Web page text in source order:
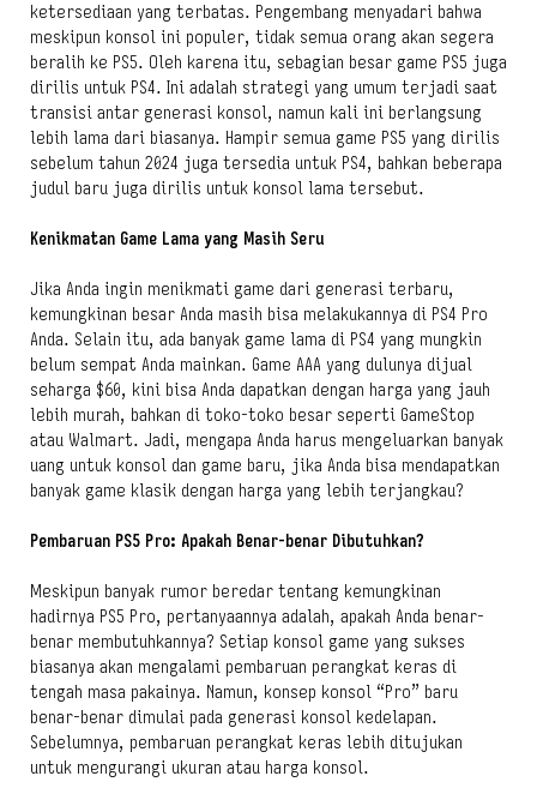
ketersediaan yang terbatas. Pengembang menyadari bahwa
meskipun konsol ini populer, tidak semua orang akan segera
beralih ke PS5. Oleh karena itu, sebagian besar game PS5 juga
dirilis untuk PS4. Ini adalah strategi yang umum terjadi saat
transisi antar generasi konsol, namun kali ini berlangsung
lebih lama dari biasanya. Hampir semua game PS5 yang dirilis
sebelum tahun 2024 juga tersedia untuk PS4, bahkan beberapa
judul baru juga dirilis untuk konsol lama tersebut.
Kenikmatan Game Lama yang Masih Seru
Jika Anda ingin menikmati game dari generasi terbaru,
kemungkinan besar Anda masih bisa melakukannya di PS4 Pro
Anda. Selain itu, ada banyak game lama di PS4 yang mungkin
belum sempat Anda mainkan. Game AAA yang dulunya dijual
seharga $60, kini bisa Anda dapatkan dengan harga yang jauh
lebih murah, bahkan di toko-toko besar seperti GameStop
atau Walmart. Jadi, mengapa Anda harus mengeluarkan banyak
uang untuk konsol dan game baru, jika Anda bisa mendapatkan
banyak game klasik dengan harga yang lebih terjangkau?
Pembaruan PS5 Pro: Apakah Benar-benar Dibutuhkan?
Meskipun banyak rumor beredar tentang kemungkinan
hadirnya PS5 Pro, pertanyaannya adalah, apakah Anda benar-
benar membutuhkannya? Setiap konsol game yang sukses
biasanya akan mengalami pembaruan perangkat keras di
tengah masa pakainya. Namun, konsep konsol “Pro” baru
benar-benar dimulai pada generasi konsol kedelapan.
Sebelumnya, pembaruan perangkat keras lebih ditujukan
untuk mengurangi ukuran atau harga konsol.